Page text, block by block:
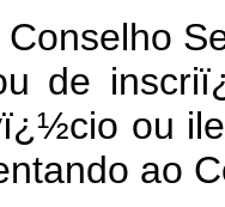
de
ou
ao